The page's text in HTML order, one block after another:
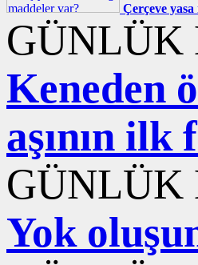
Çerçeve
GÜNLÜK
Keneden
aşının ilk
GÜNLÜK
Yok